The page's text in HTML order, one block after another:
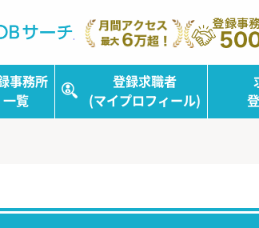
司法書士JOBサーチ
事務所
一覧
登録求職者
(マイプロフィール)